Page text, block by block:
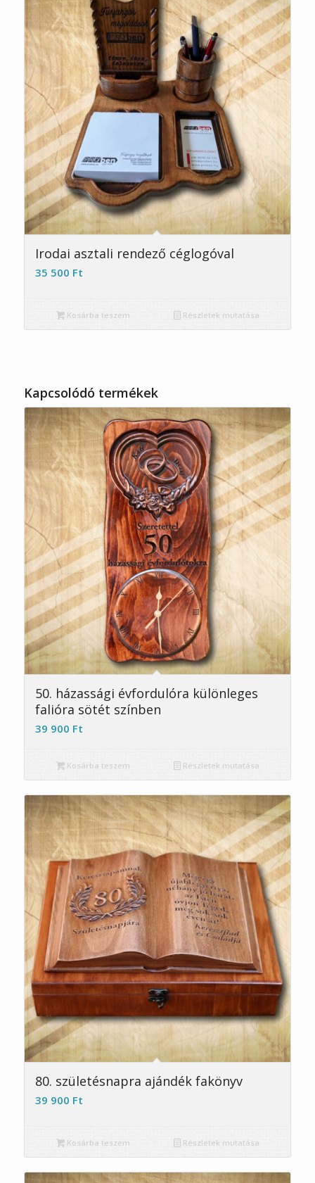
Irodai asztali rendező céglogóval
35 500 Ft
Kosárba teszem Részletek mutatása
Kapcsolódó termékek
5.00
50. házassági évfordulóra különleges
falióra sötét színben
39 900 Ft
Kosárba teszem Részletek mutatása
80. születésnapra ajándék fakönyv
39 900 Ft
Kosárba teszem Részletek mutatása